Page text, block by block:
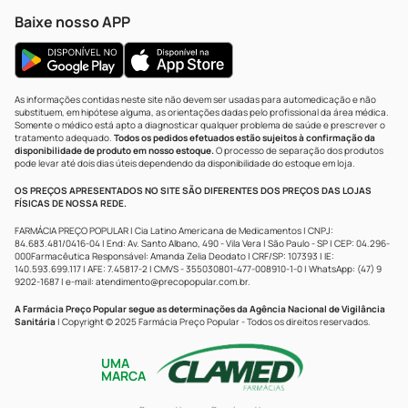
Baixe nosso APP
As informações contidas neste site não devem ser usadas para automedicação e não
substituem, em hipótese alguma, as orientações dadas pelo profissional da área médica.
Somente o médico está apto a diagnosticar qualquer problema de saúde e prescrever o
tratamento adequado. Todos os pedidos efetuados estão sujeitos à confirmação da
disponibilidade de produto em nosso estoque.O processo de separação dos produtos
pode levar até dois dias úteis dependendo da disponibilidade do estoque em loja.
OS PREÇOS APRESENTADOS NO SITE SÃO DIFERENTES DOS PREÇOS DAS LOJAS
FÍSICAS DE NOSSA REDE.
FARMÁCIA PREÇO POPULAR | Cia Latino Americana de Medicamentos | CNPJ:
84.683.481/0416-04 | End: Av. Santo Albano, 490 - Vila Vera | São Paulo - SP | CEP: 04.296-
000Farmacêutica Responsável: Amanda Zelia Deodato | CRF/SP: 107393 | IE:
140.593.699.117 | AFE: 7.45817-2 | CMVS - 355030801-477-008910-1-0 | WhatsApp: (47) 9
9202-1687 | e-mail: atendimento@precopopular.com.br.
A Farmácia Preço Popular segue as determinações da Agência Nacional de Vigilância
Sanitária | Copyright © 2025 Farmácia Preço Popular - Todos os direitos reservados.
UMA
MARCA